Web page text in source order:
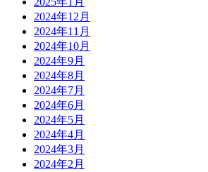
2024年12月
2024年11月
2024年10月
2024年9月
2024年8月
2024年7月
2024年6月
2024年5月
2024年4月
2024年3月
2024年2月